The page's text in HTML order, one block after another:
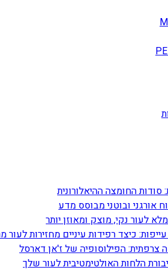
החומצה ההיאלורונית
אורגני ובוטני מבוסס מדע
לעור נקי, מוצק ומאוזן יותר
כיצד רפידות עיניים מחזירות לעור
צרפתית: הפילוסופיה של ז'אן דארסל
הלחות האולטימטיבית לעור שלך